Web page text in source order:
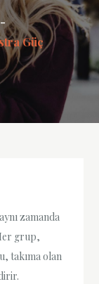
Güç
zamanda
grup,
takıma olan